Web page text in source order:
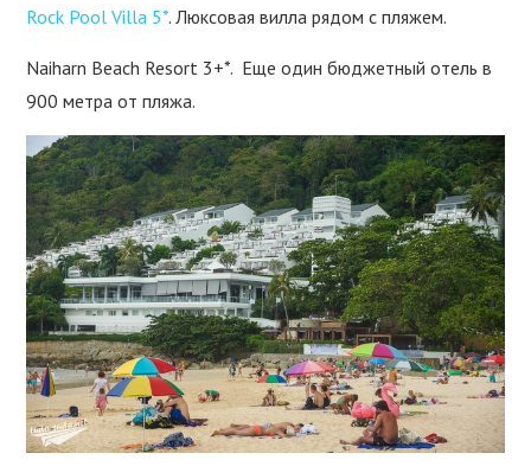
Rock Pool Villa 5*. Люксовая вилла рядом с пляжем.
Naiharn Beach Resort 3+*. Еще один бюджетный отель в
900 метра от пляжа.